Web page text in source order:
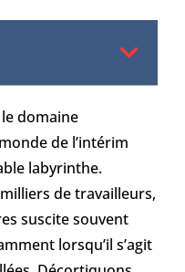
domaine
de l’intérim
labyrinthe.
de travailleurs,
suscite souvent
lorsqu’il s’agit